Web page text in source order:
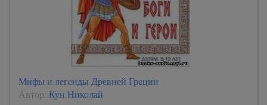
Мифы и легенды Древней Греции
Автор: Кун Николай